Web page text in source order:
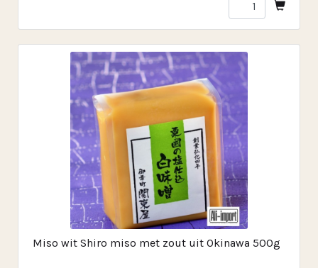
Miso wit Shiro miso met zout uit Okinawa 500g